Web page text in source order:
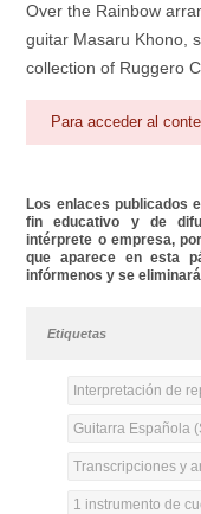
Over the Rainbow
guitar Masaru Khono,
collection of Ruggero
Para acceder al
Los enlaces publicados
fin educativo y de
intérprete o empresa,
que aparece en esta
infórmenos y se
Etiquetas
Interpretación de
Guitarra Española
Transcripciones y
1 instrumento de